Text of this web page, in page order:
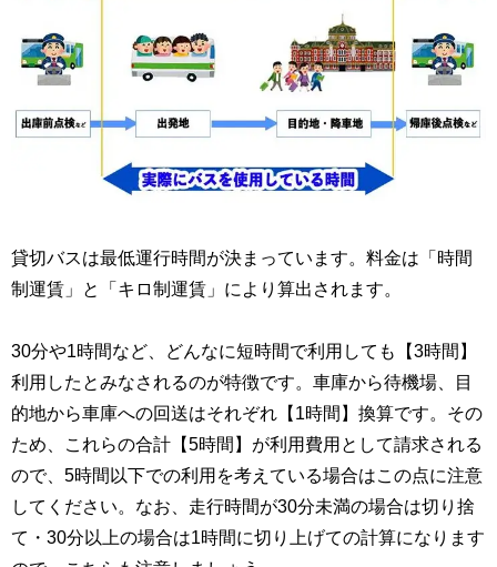
貸切バスは最低運行時間が決まっています。料金は「時間
制運賃」と「キロ制運賃」により算出されます。
30分や1時間など、どんなに短時間で利用しても【3時間】
利用したとみなされるのが特徴です。車庫から待機場、目
的地から車庫への回送はそれぞれ【1時間】換算です。その
ため、これらの合計【5時間】が利用費用として請求される
ので、5時間以下での利用を考えている場合はこの点に注意
してください。なお、走行時間が30分未満の場合は切り捨
て・30分以上の場合は1時間に切り上げての計算になります